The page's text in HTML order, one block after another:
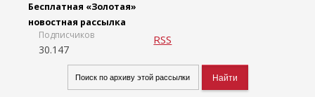
Бесплатная «Золотая»
новостная рассылка
Подписчиков
30.147
RSS